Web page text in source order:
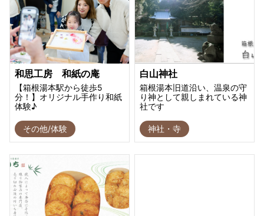
和思工房 和紙の庵
【箱根湯本駅から徒歩5
分！】オリジナル手作り和紙
体験♪
その他/体験
白山神社
箱根湯本旧道沿い、温泉の守
り神として親しまれている神
社です
神社・寺